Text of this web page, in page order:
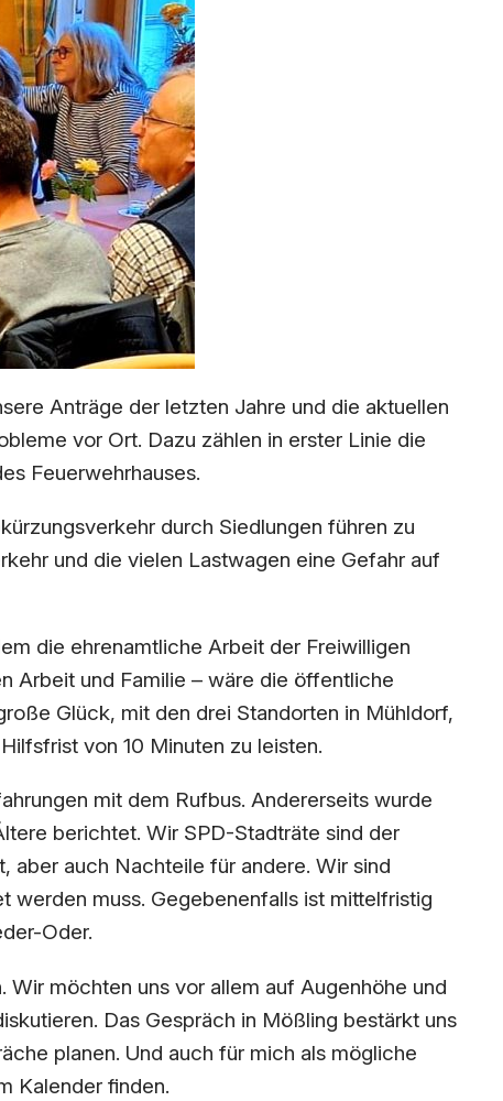
Anträge der letzten Jahre und die aktuellen
vor Ort. Dazu zählen in erster Linie die
Feuerwehrhauses.
durch Siedlungen führen zu
und die vielen Lastwagen eine Gefahr auf
die ehrenamtliche Arbeit der Freiwilligen
Arbeit und Familie – wäre die öffentliche
Glück, mit den drei Standorten in Mühldorf,
von 10 Minuten zu leisten.
mit dem Rufbus. Andererseits wurde
berichtet. Wir SPD-Stadträte sind der
aber auch Nachteile für andere. Wir sind
werden muss. Gegebenenfalls ist mittelfristig
Oder.
möchten uns vor allem auf Augenhöhe und
Das Gespräch in Mößling bestärkt uns
planen. Und auch für mich als mögliche
Kalender finden.